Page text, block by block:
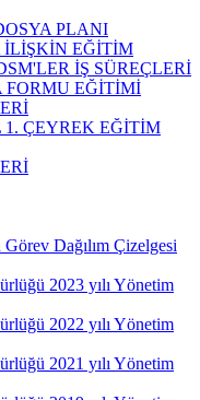
PLANI
EĞİTİM
İŞ SÜREÇLERİ
EĞİTİMİ
ÇEYREK EĞİTİM
Dağılım Çizelgesi
2023 yılı Yönetim
2022 yılı Yönetim
2021 yılı Yönetim